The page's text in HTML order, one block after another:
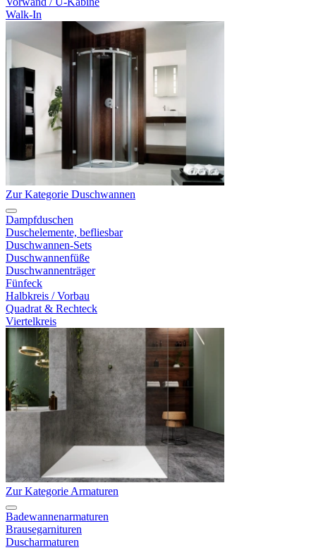
Walk-In
Zur Kategorie Duschwannen
Dampfduschen
Duschelemente, befliesbar
Duschwannen-Sets
Duschwannenfüße
Duschwannenträger
Fünfeck
Halbkreis / Vorbau
Quadrat & Rechteck
Viertelkreis
Zur Kategorie Armaturen
Badewannenarmaturen
Brausegarnituren
Duscharmaturen